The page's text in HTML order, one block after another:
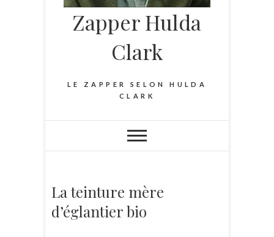
Zapper Hulda
Clark
LE ZAPPER SELON HULDA
CLARK
La teinture mère
d’églantier bio